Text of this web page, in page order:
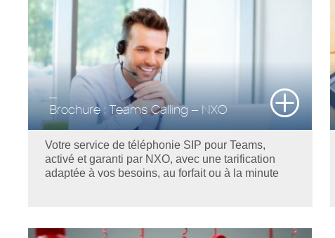
Brochure : Teams Calling – NXO
Votre service de téléphonie SIP pour Teams,
activé et garanti par NXO, avec une tarification
adaptée à vos besoins, au forfait ou à la minute